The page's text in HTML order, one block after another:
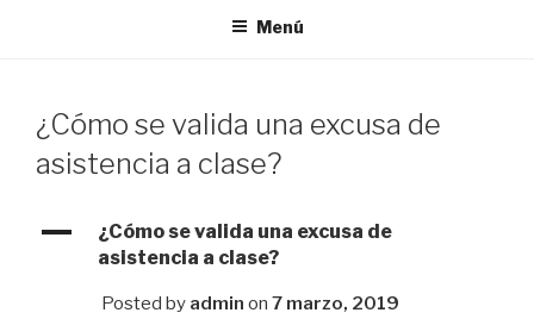
Menú
¿Cómo se valida una excusa de
asistencia a clase?
A
¿Cómo se valida una excusa de
asistencia a clase?
Posted by admin on 7 marzo, 2019